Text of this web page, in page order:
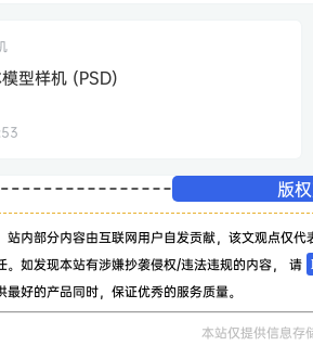
型样机 (PSD)
版
站内部分内容由互联网用户自发贡献，该文观点仅
。如发现本站有涉嫌抄袭侵权/违法违规的内容， 请
最好的产品同时，保证优秀的服务质量。
本站仅提供信息存